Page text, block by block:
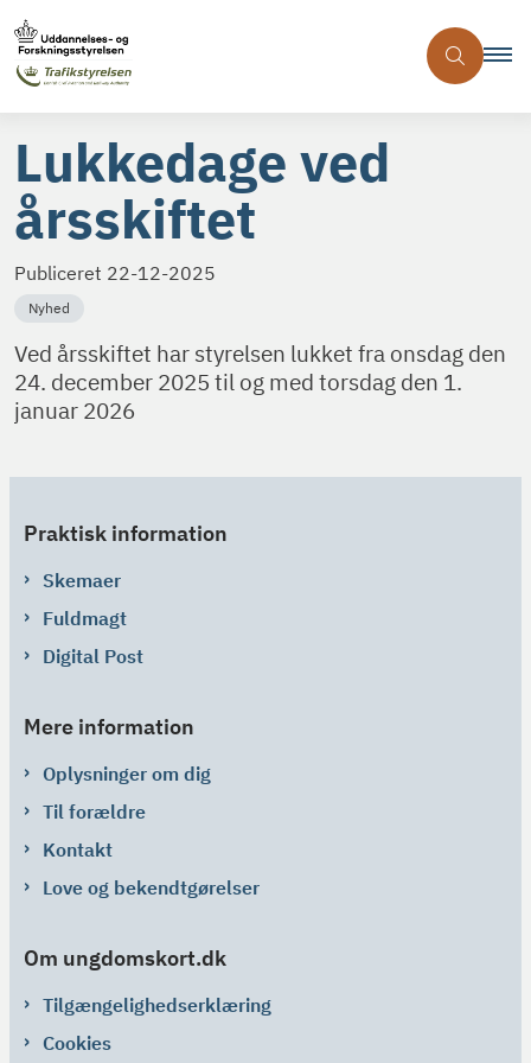
Lukkedage ved
årsskiftet
Publiceret 22-12-2025
Nyhed
Ved årsskiftet har styrelsen lukket fra onsdag den
24. december 2025 til og med torsdag den 1.
januar 2026
Praktisk information
Skemaer
Fuldmagt
Digital Post
Mere information
Oplysninger om dig
Til forældre
Kontakt
Love og bekendtgørelser
Om ungdomskort.dk
Tilgængelighedserklæring
Cookies